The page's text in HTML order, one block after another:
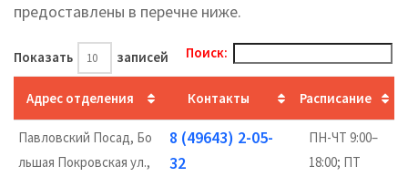
предоставлены в перечне ниже.
Показать записей Поиск:
Адрес отделения Контакты Расписание
Павловский Посад, Бо
льшая Покровская ул.,
8 (49643) 2-05-
32
ПН-ЧТ 9:00–
18:00; ПТ